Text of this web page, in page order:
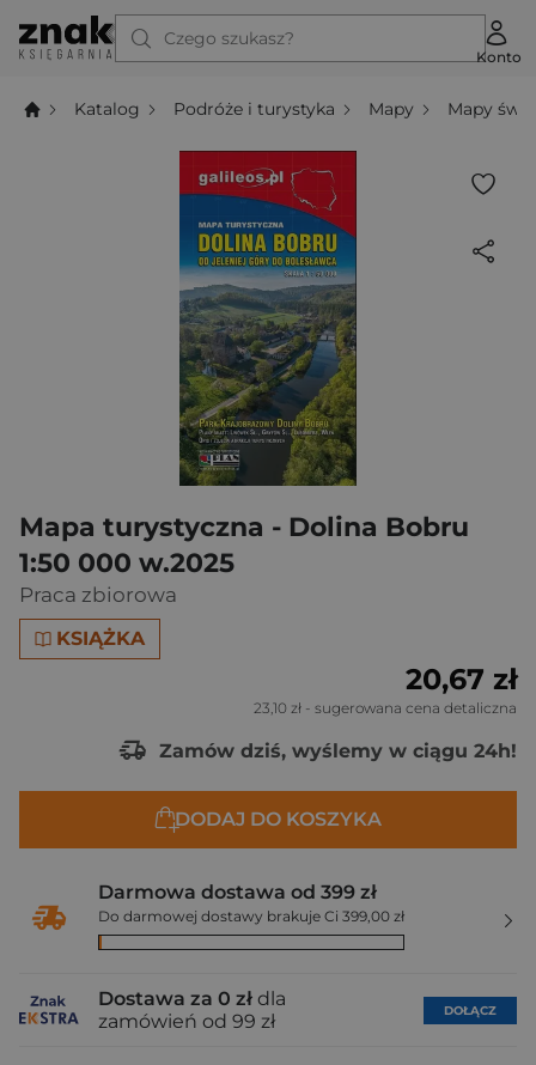
Czego szukasz?
Konto
Katalog Podróże i turystyka Mapy Mapy
Mapa turystyczna - Dolina Bobru
1:50 000 w.2025
Praca zbiorowa
KSIĄŻKA
20,67 zł
23,10 zł - sugerowana cena detaliczna
Zamów dziś, wyślemy w ciągu 24h!
DODAJ DO KOSZYKA
Darmowa dostawa od 399 zł
Do darmowej dostawy brakuje Ci 399,00 zł
Dostawa za 0 zł dla
zamówień od 99 zł
DOŁĄCZ